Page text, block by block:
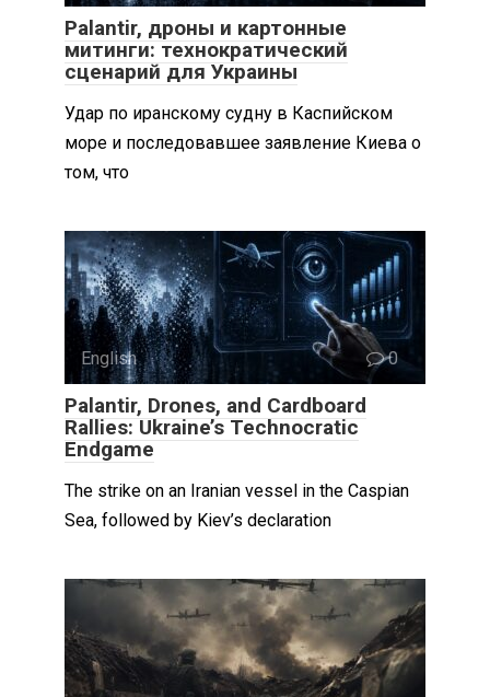
Palantir, дроны и картонные
митинги: технократический
сценарий для Украины
Удар по иранскому судну в Каспийском
море и последовавшее заявление Киева о
том, что
English 0
Palantir, Drones, and Cardboard
Rallies: Ukraine’s Technocratic
Endgame
The strike on an Iranian vessel in the Caspian
Sea, followed by Kiev’s declaration